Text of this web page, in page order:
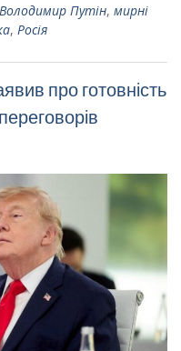
Володимир Путін, мирні
, Росія
про готовність